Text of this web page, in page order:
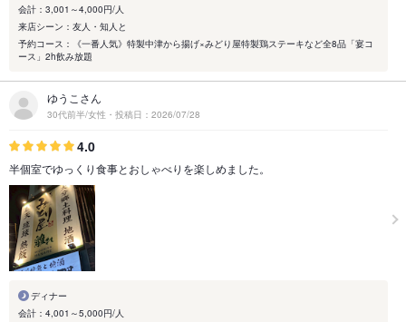
会計：3,001～4,000円/人
来店シーン：友人・知人と
予約コース：《一番人気》特製中津から揚げ×みどり屋特製鶏ステーキなど全8品「宴コ
ース」2h飲み放題
ゆうこさん
30代前半/女性・投稿日：2026/07/28
4.0
半個室でゆっくり食事とおしゃべりを楽しめました。
ディナー
会計：4,001～5,000円/人